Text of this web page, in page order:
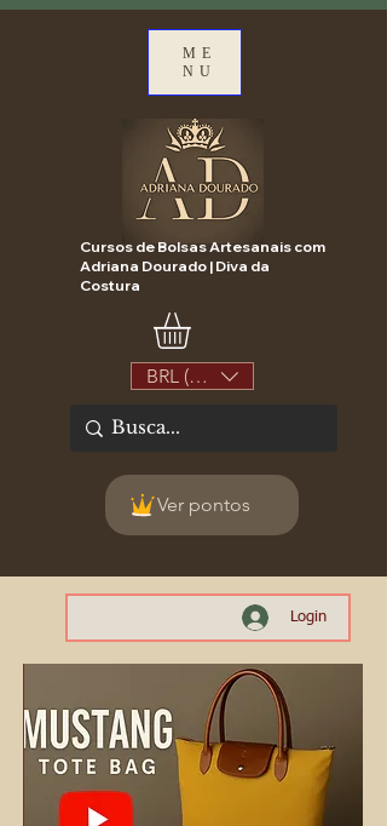
ME
NU
Cursos de Bolsas Artesanais com
Adriana Dourado | Diva da
Costura
BRL (R$)
Ver pontos
Login